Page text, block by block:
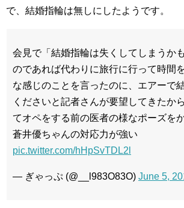
で、結婚指輪は無しにしたようです。
会見で「結婚指輪は失くしてしまうか
のであれば代わりに旅行に行って時間
な感じのことを言ったのに、エアーで
くださいと記者さんが要望してきたか
てオペをする前の医者の様なポーズを
蒼井優ちゃんの対応力が強い
pic.twitter.com/hHpSvTDL2l
— ぎゃっぷ (@__l983O83O) June 5,